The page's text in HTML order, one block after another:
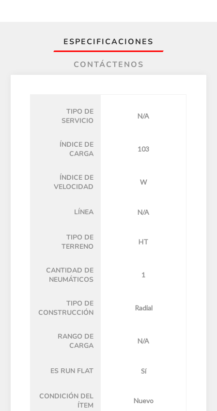
ESPECIFICACIONES
CONTÁCTENOS
TIPO DE
SERVICIO
N/A
ÍNDICE DE
CARGA
103
ÍNDICE DE
VELOCIDAD
W
LÍNEA N/A
TIPO DE
TERRENO
HT
CANTIDAD DE
NEUMÁTICOS
1
TIPO DE
CONSTRUCCIÓN
Radial
RANGO DE
CARGA
N/A
ES RUN FLAT Sí
CONDICIÓN DEL
ÍTEM
Nuevo